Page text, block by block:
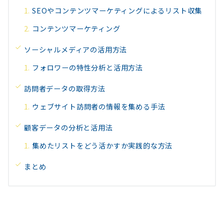
SEOやコンテンツマーケティングによるリスト収集
コンテンツマーケティング
ソーシャルメディアの活用方法
フォロワーの特性分析と活用方法
訪問者データの取得方法
ウェブサイト訪問者の情報を集める手法
顧客データの分析と活用法
集めたリストをどう活かすか実践的な方法
まとめ